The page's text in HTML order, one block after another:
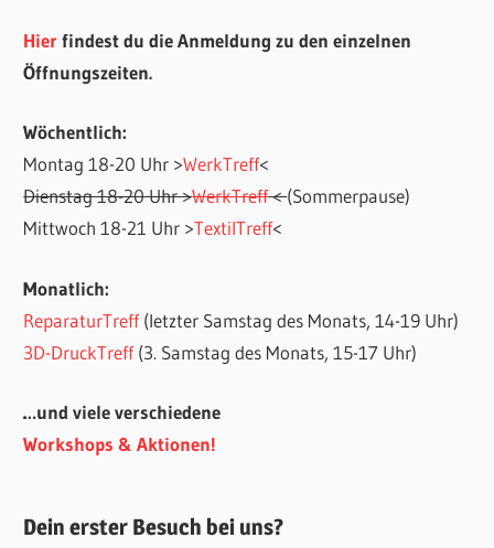
Hierfindest du die Anmeldung zu den einzelnen
Öffnungszeiten.
Wöchentlich:
Montag 18-20 Uhr >WerkTreff<
Dienstag 18-20 Uhr >WerkTreff<(Sommerpause)
Mittwoch 18-21 Uhr >TextilTreff<
Monatlich:
ReparaturTreff(letzter Samstag des Monats, 14-19 Uhr)
3D-DruckTreff(3. Samstag des Monats, 15-17 Uhr)
…und viele verschiedene
Workshops & Aktionen!
Dein erster Besuch bei uns?